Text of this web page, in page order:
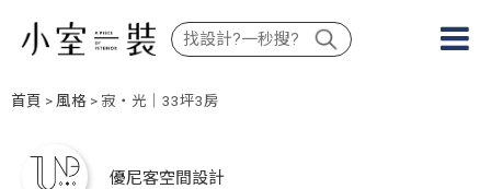
首頁 > 風格 > 寂‧光｜33坪3房
優尼客空間設計